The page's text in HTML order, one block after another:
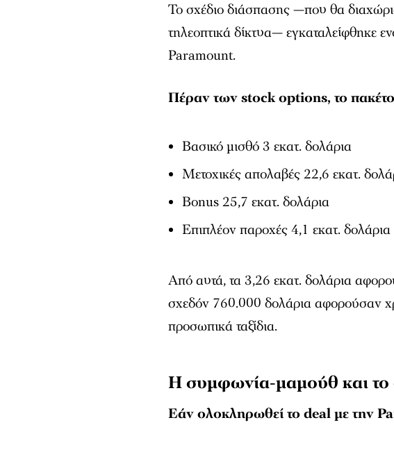
Το σχέδιο διάσπασης —που θα
τηλεοπτικά δίκτυα— εγκαταλείφθηκε
Paramount.
Πέραν των stock options, το
Βασικό μισθό 3 εκατ. δολάρια
Μετοχικές απολαβές 22,6 εκατ.
Bonus 25,7 εκατ. δολάρια
Επιπλέον παροχές 4,1 εκατ. δολάρια
Από αυτά, τα 3,26 εκατ. δολάρια
σχεδόν 760.000 δολάρια αφορούσαν
προσωπικά ταξίδια.
Η συμφωνία-μαμούθ και
Εάν ολοκληρωθεί το deal με την